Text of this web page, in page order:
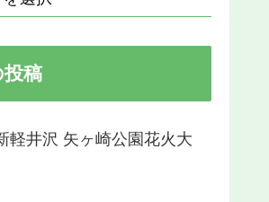
稿
軽井沢 矢ヶ崎公園花火大